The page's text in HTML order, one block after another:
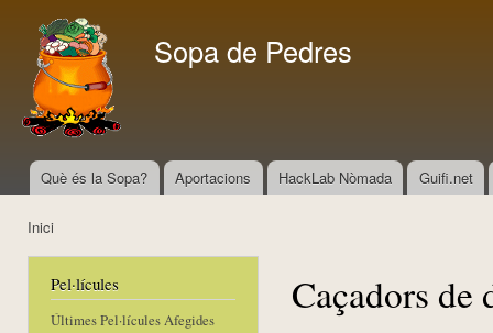
Sopa de Pedres
Menú principal
Què és la Sopa? Aportacions HackLab Nòmada Guifi.net
Inici
Pel·lícules
Últimes Pel·lícules Afegides
Caçadors de